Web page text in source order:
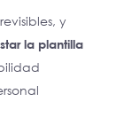
y
la plantilla